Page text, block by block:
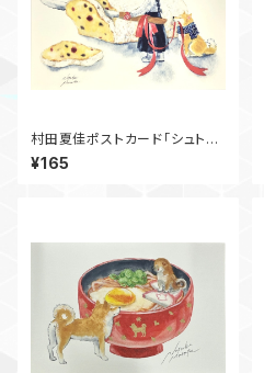
村田夏佳ポストカード「シュトレ
ン」
¥165